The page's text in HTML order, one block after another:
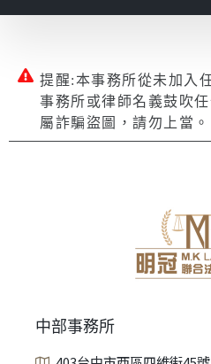
提醒:本事務所從未加入
事務所或律師名義鼓吹
屬詐騙盜圖，請勿上當。
中部事務所